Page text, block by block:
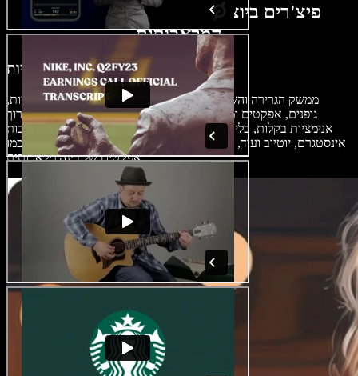
פיצ'רים ביוצר האנימציות מבוסס הבינה
המלאכותית
מדריך ליוצר אנימציות
ממשק הגרירה והשחרור של יוצר האנימציות שלנו, יחד עם תבניות,
גופנים, אפקטים ומעברים בהתאמה אישית, מבטיח שתוכלו לערוך
אנימציות בקלות, בלי קשר לרמת הידע שלכם. צרו אנימציות מרהיבות
למדיה החברתית כמו TikTok, אינסטגרם, יוטיוב ועוד, תוך שימוש במגוון
אפקטים של בינה מלאכותית.